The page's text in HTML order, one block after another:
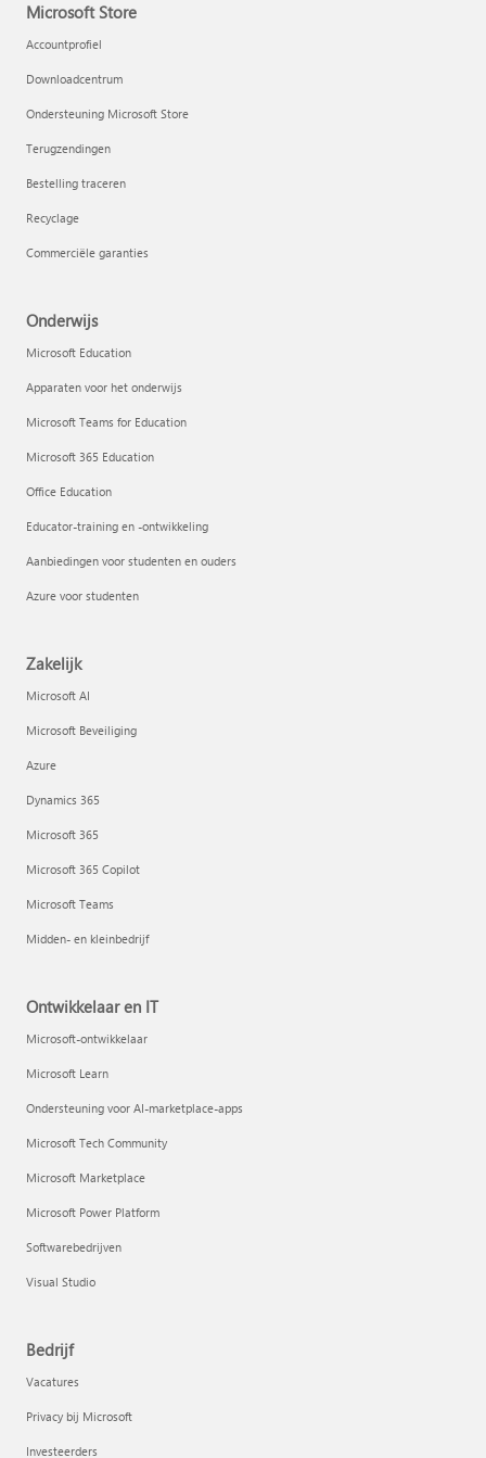
Microsoft Store
Accountprofiel
Downloadcentrum
Ondersteuning Microsoft Store
Terugzendingen
Bestelling traceren
Recyclage
Commerciële garanties
Onderwijs
Microsoft Education
Apparaten voor het onderwijs
Microsoft Teams for Education
Microsoft 365 Education
Office Education
Educator-training en -ontwikkeling
Aanbiedingen voor studenten en ouders
Azure voor studenten
Zakelijk
Microsoft AI
Microsoft Beveiliging
Azure
Dynamics 365
Microsoft 365
Microsoft 365 Copilot
Microsoft Teams
Midden- en kleinbedrijf
Ontwikkelaar en IT
Microsoft-ontwikkelaar
Microsoft Learn
Ondersteuning voor AI-marketplace-apps
Microsoft Tech Community
Microsoft Marketplace
Microsoft Power Platform
Softwarebedrijven
Visual Studio
Bedrijf
Vacatures
Privacy bij Microsoft
Investeerders